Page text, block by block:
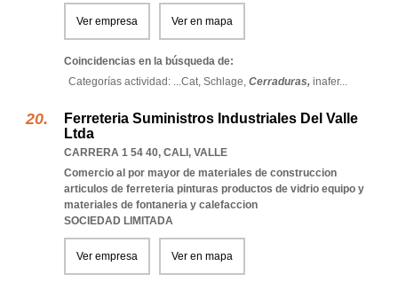
Ver empresa Ver en mapa
Coincidencias en la búsqueda de:
Categorías actividad: ...Cat, Schlage, Cerraduras, inafer...
Ferreteria Suministros Industriales Del Valle
Ltda
CARRERA 1 54 40, CALI , VALLE
Comercio al por mayor de materiales de construccion
articulos de ferreteria pinturas productos de vidrio equipo y
materiales de fontaneria y calefaccion
SOCIEDAD LIMITADA
Ver empresa Ver en mapa